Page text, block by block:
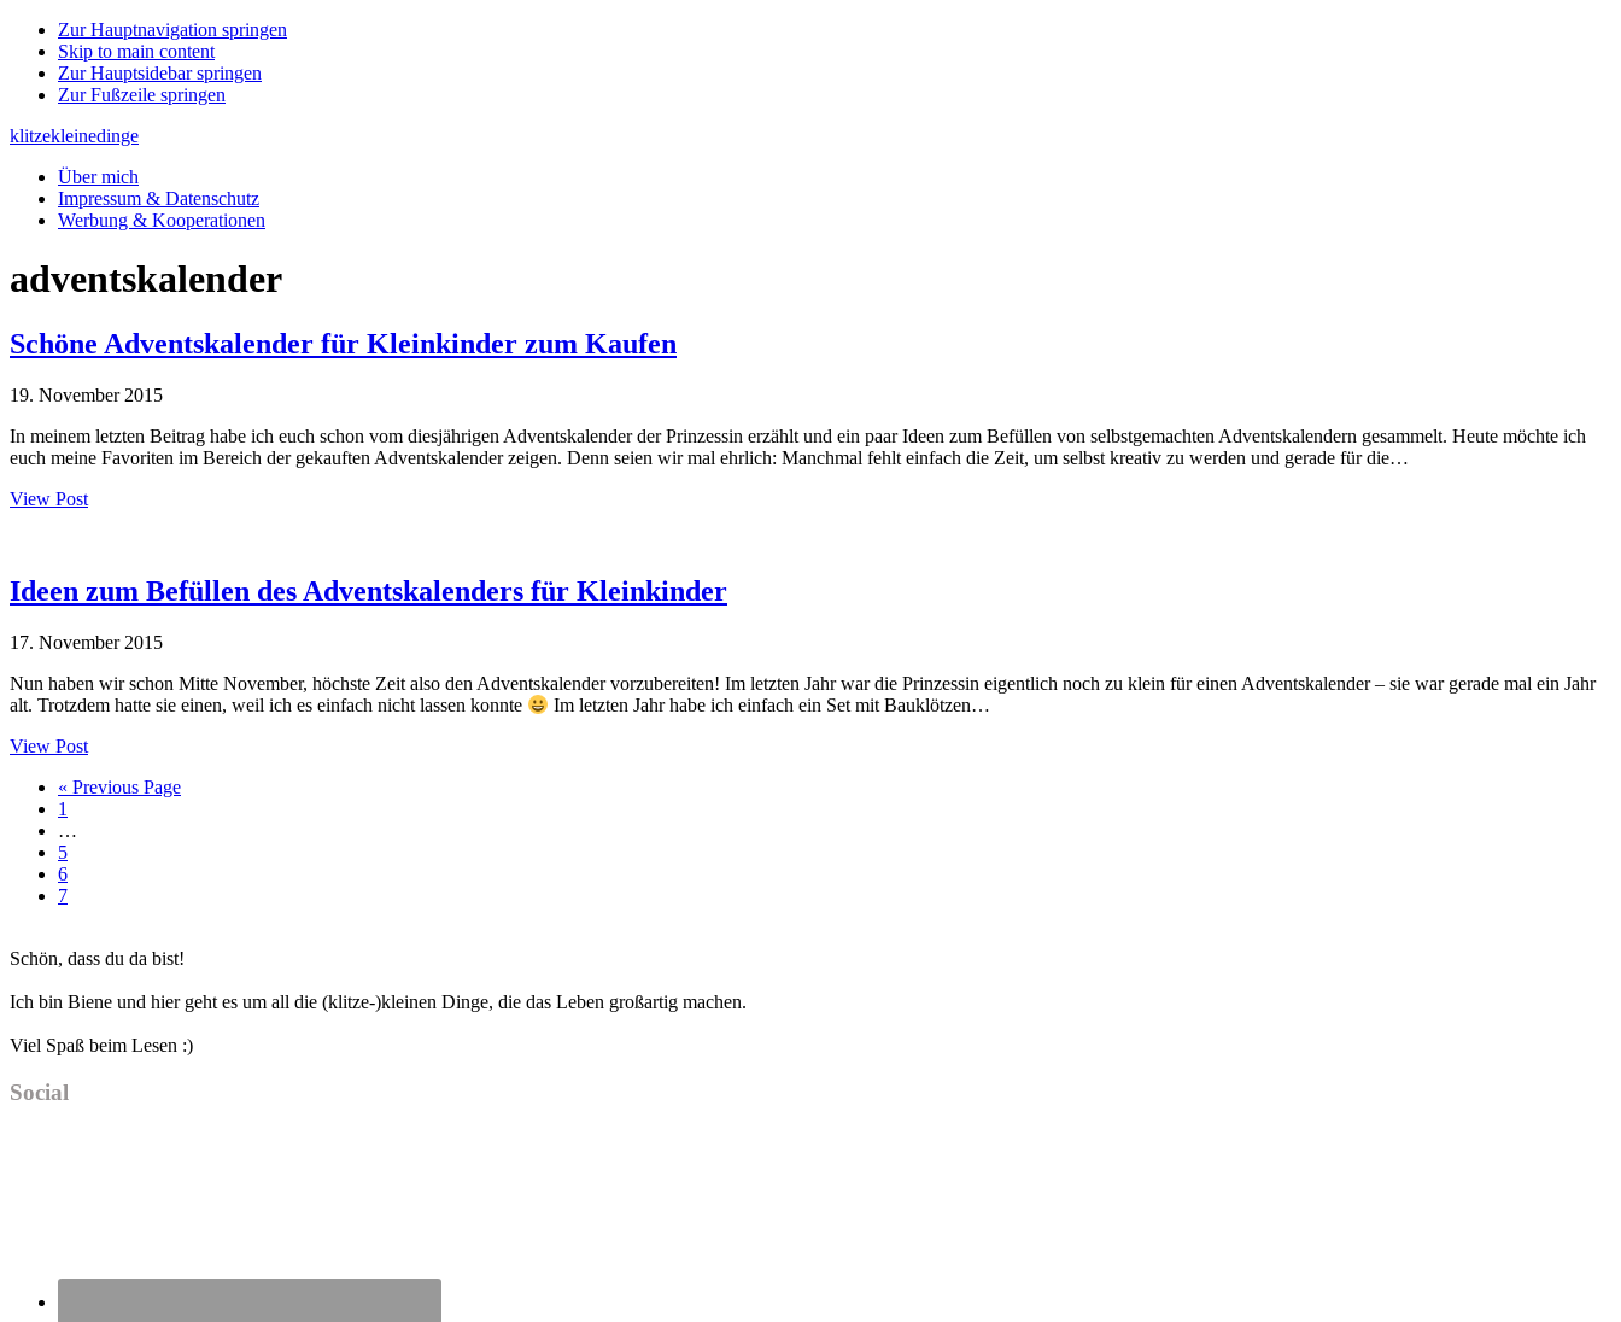
Zur Hauptnavigation springen
Skip to main content
Zur Hauptsidebar springen
Zur Fußzeile springen
klitzekleinedinge
Über mich
Impressum & Datenschutz
Werbung & Kooperationen
adventskalender
Schöne Adventskalender für Kleinkinder zum Kaufen
19. November 2015
In meinem letzten Beitrag habe ich euch schon vom diesjährigen Adventskalender der Prinzessin erzählt und ein paar Ideen zum Befüllen von selbstgemachten Adventskalendern gesammelt. Heute möchte ich
euch meine Favoriten im Bereich der gekauften Adventskalender zeigen. Denn seien wir mal ehrlich: Manchmal fehlt einfach die Zeit, um selbst kreativ zu werden und gerade für die…
View Post
Ideen zum Befüllen des Adventskalenders für Kleinkinder
17. November 2015
Nun haben wir schon Mitte November, höchste Zeit also den Adventskalender vorzubereiten! Im letzten Jahr war die Prinzessin eigentlich noch zu klein für einen Adventskalender – sie war gerade mal ein Jahr
alt. Trotzdem hatte sie einen, weil ich es einfach nicht lassen konnte
Im letzten Jahr habe ich einfach ein Set mit Bauklötzen…
View Post
« Go
Previous Page
Seite
1
pages
omitted
…
Seite
5
Seite
6
Seite
7
Sidebar
Schön, dass du da bist!
Ich bin Biene und hier geht es um all die (klitze-)kleinen Dinge, die das Leben großartig machen.
Viel Spaß beim Lesen :)
Social